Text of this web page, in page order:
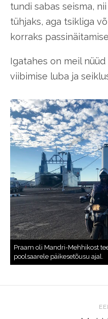
tundi sabas seisma,
tühjaks, aga tsikliga
korraks
Igatahes on meil
viibimise luba ja